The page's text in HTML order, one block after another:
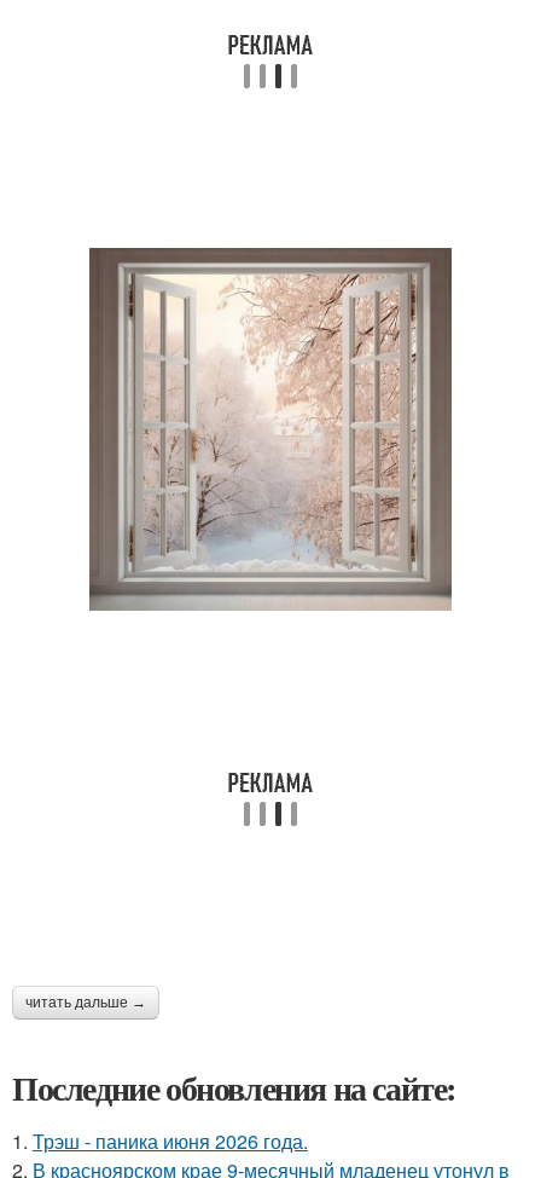
читать дальше →
Последние обновления на сайте:
1. Трэш - паника июня 2026 года.
2. В красноярском крае 9-месячный младенец утонул в